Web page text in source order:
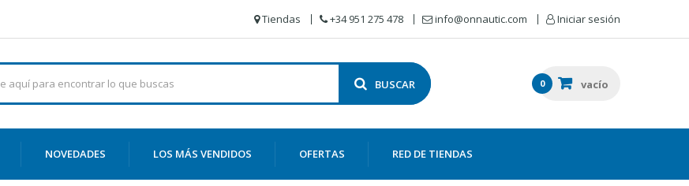
Tiendas +34 951 275 478 info@onnautic.com Iniciar sesión
BUSCAR 0 vacío
NOVEDADES LOS MÁS VENDIDOS OFERTAS RED DE TIENDAS